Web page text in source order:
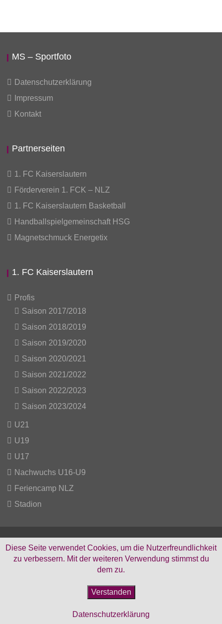
MS – Sportfoto
Datenschutzerklärung
Impressum
Kontakt
Partnerseiten
1. FC Kaiserslautern
Förderverein 1. FCK – NLZ
1. FC Kaiserslautern Basketball
Handballspielgemeinschaft HSG
Magnetschmuck Energetix
1. FC Kaiserslautern
Profis
Saison 2017/2018
Saison 2018/2019
Saison 2019/2020
Saison 2020/2021
Saison 2021/2022
Saison 2022/2023
Saison 2023/2024
U21
U19
U17
Nachwuchs U16-U9
Feriencamp NLZ
Stadion
Facebook
© Copyright MS-Sportfoto Michael Schmitt 2023
Diese Seite verwendet Cookies, um die Nutzerfreundlichkeit
zu verbessern. Mit der weiteren Verwendung stimmst du
dem zu.
Verstanden
Datenschutzerklärung